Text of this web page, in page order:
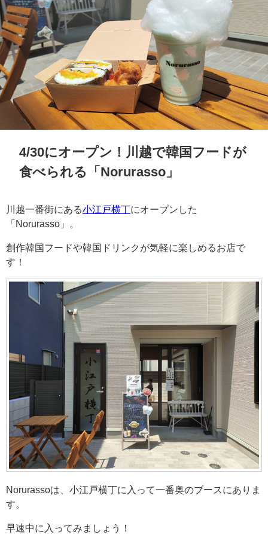
4/30にオープン！川越で韓国フードが
食べられる「Norurasso」
川越一番街にある小江戸横丁にオープンした
「Norurasso」。
創作韓国フードや韓国ドリンクが気軽に楽しめるお店で
す！
Norurassoは、小江戸横丁に入って一番奥のブースにありま
す。
早速中に入ってみましょう！